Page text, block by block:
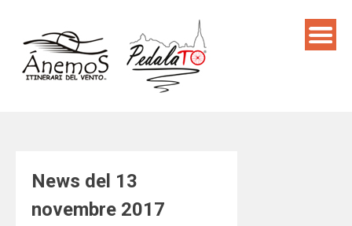
content
News del 13
novembre 2017